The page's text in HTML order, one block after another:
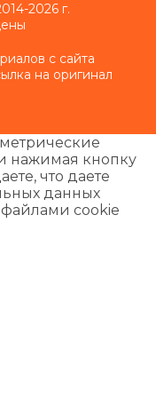
2026 г.
с сайта
на оригинал
нажимая кнопку
что даете
данных
cookie